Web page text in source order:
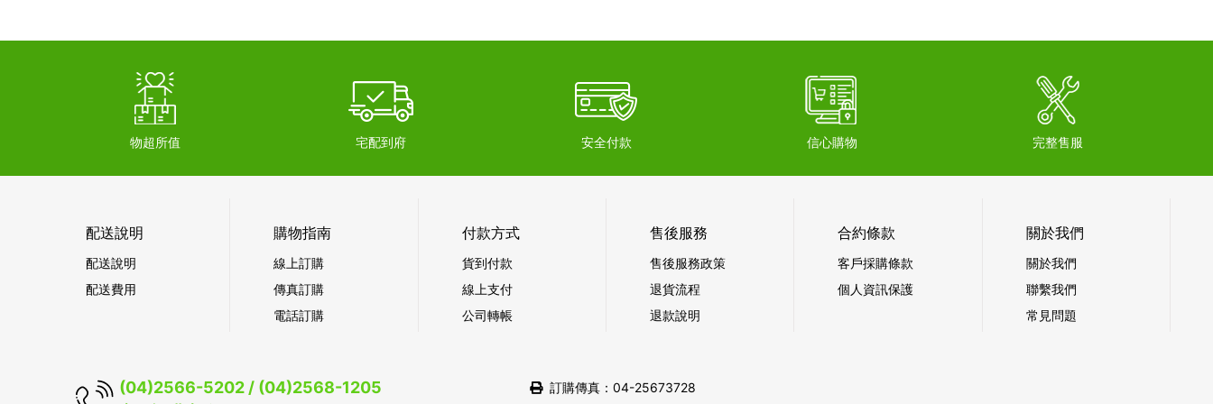
物超所值 宅配到府 安全付款 信心購物 完整售服
配送說明
配送說明
配送費用
購物指南
線上訂購
傳真訂購
電話訂購
付款方式
貨到付款
線上支付
公司轉帳
售後服務
售後服務政策
退貨流程
退款說明
合約條款
客戶採購條款
個人資訊保護
關於我們
關於我們
聯繫我們
常見問題
(04)2566-5202 / (04)2568-1205
訂購傳真：04-25673728